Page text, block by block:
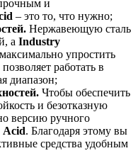
и
– это то, что нужно;
Нержавеющую сталь
а Industry
упростить
работать в
диапазон;
Чтобы обеспечить
и безотказную
версию ручного
Acid. Благодаря этому вы
средства удобным